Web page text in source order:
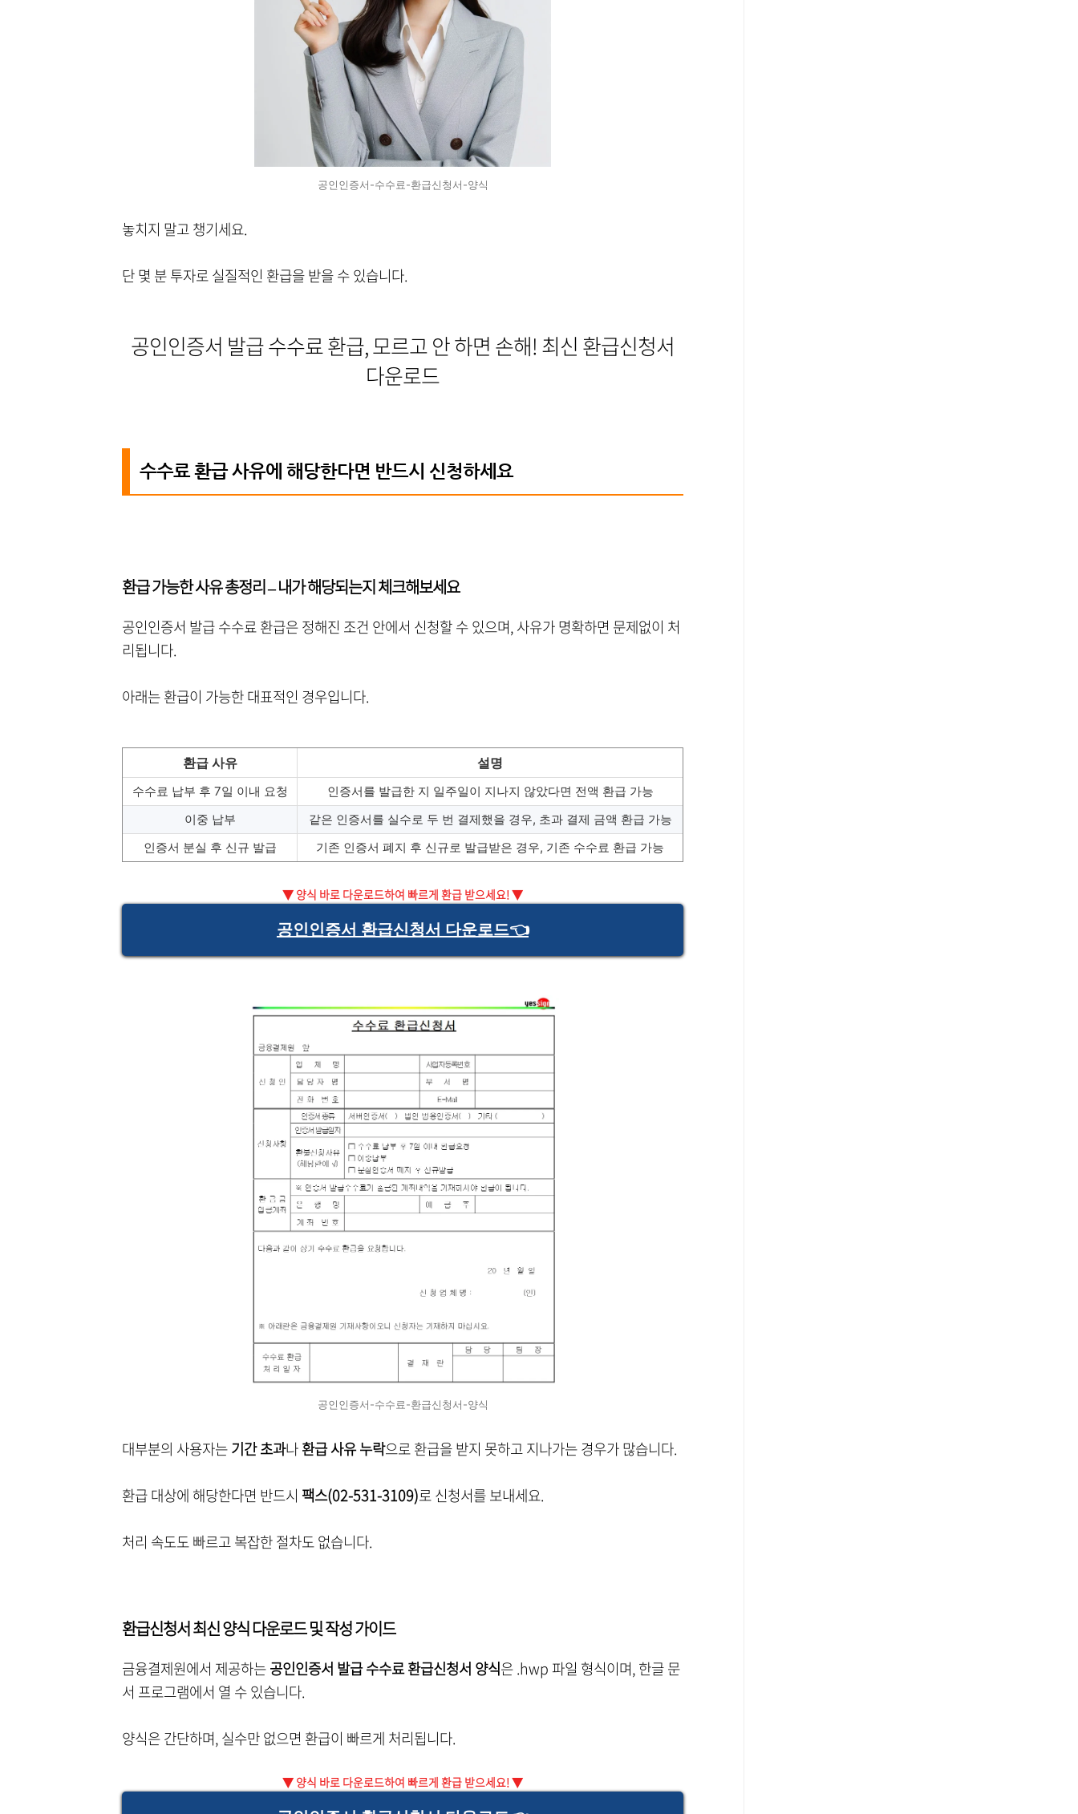
공인인증서-수수료-환급신청서-양식
놓치지 말고 챙기세요.
단 몇 분 투자로 실질적인 환급을 받을 수 있습니다.
공인인증서 발급 수수료 환급, 모르고 안 하면 손해! 최신 환급신청서
다운로드
수수료 환급 사유에 해당한다면 반드시 신청하세요
환급 가능한 사유 총정리 – 내가 해당되는지 체크해보세요
공인인증서 발급 수수료 환급은 정해진 조건 안에서 신청할 수 있으며, 사유가 명확하면 문제없이 처
리됩니다.
아래는 환급이 가능한 대표적인 경우입니다.
환급 사유 설명
수수료 납부 후 7일 이내 요청
인증서를 발급한 지 일주일이 지나지 않았다면 전액 환급 가능
이중 납부
같은 인증서를 실수로 두 번 결제했을 경우, 초과 결제 금액 환급 가능
인증서 분실 후 신규 발급
기존 인증서 폐지 후 신규로 발급받은 경우, 기존 수수료 환급 가능
▼ 양식 바로 다운로드하여 빠르게 환급 받으세요! ▼
공인인증서 환급신청서 다운로드👈
공인인증서-수수료-환급신청서-양식
대부분의 사용자는기간 초과나환급 사유 누락으로 환급을 받지 못하고 지나가는 경우가 많습니다.
환급 대상에 해당한다면 반드시 팩스(02-531-3109)로 신청서를 보내세요.
처리 속도도 빠르고 복잡한 절차도 없습니다.
환급신청서 최신 양식 다운로드 및 작성 가이드
금융결제원에서 제공하는공인인증서 발급 수수료 환급신청서 양식은 .hwp 파일 형식이며, 한글 문
서 프로그램에서 열 수 있습니다.
양식은 간단하며, 실수만 없으면 환급이 빠르게 처리됩니다.
▼ 양식 바로 다운로드하여 빠르게 환급 받으세요! ▼